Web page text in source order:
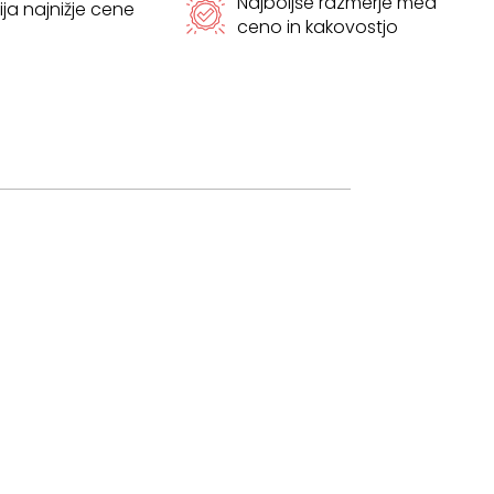
najnižje cene
ceno in kakovostjo